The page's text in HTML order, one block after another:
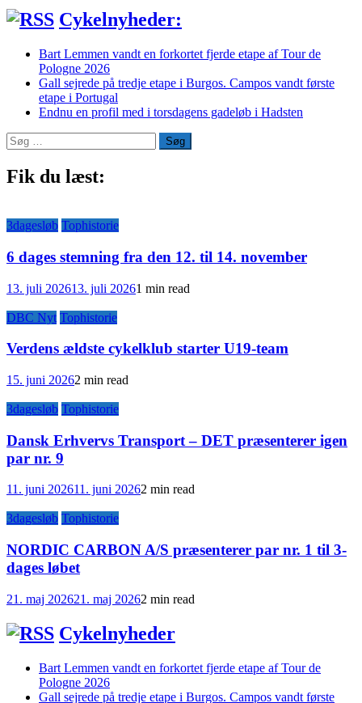
Cykelnyheder:
Bart Lemmen vandt en forkortet fjerde etape af Tour de
Pologne 2026
Gall sejrede på tredje etape i Burgos. Campos vandt første
etape i Portugal
Endnu en profil med i torsdagens gadeløb i Hadsten
Søg
efter:
Fik du læst:
3dagesløb Tophistorie
6 dages stemning fra den 12. til 14. november
13. juli 202613. juli 20261 min read
DBC Nyt Tophistorie
Verdens ældste cykelklub starter U19-team
15. juni 20262 min read
3dagesløb Tophistorie
Dansk Erhvervs Transport – DET præsenterer igen
par nr. 9
11. juni 202611. juni 20262 min read
3dagesløb Tophistorie
NORDIC CARBON A/S præsenterer par nr. 1 til 3-
dages løbet
21. maj 202621. maj 20262 min read
Cykelnyheder
Bart Lemmen vandt en forkortet fjerde etape af Tour de
Pologne 2026
Gall sejrede på tredje etape i Burgos. Campos vandt første